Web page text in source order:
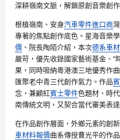
深耕嶺南文脈，解鎖原創音樂創
根植嶺南、安身汽車零件進口商
專著的焦點創作底色。星海音樂
價 、院長陶陌介紹，本次德系車
嚴苛，優先收錄國家藝術基金、“
果，同時吸納粵港澳三地優秀作
匯聚老中青三代創作氣力。作品
念，兼顧紅賓士零件色題材、時
南傳統文明，又契合當代審美表達
在作品創作層面，外鄉元素的創
車材料報價曲系傳授曹光平的作